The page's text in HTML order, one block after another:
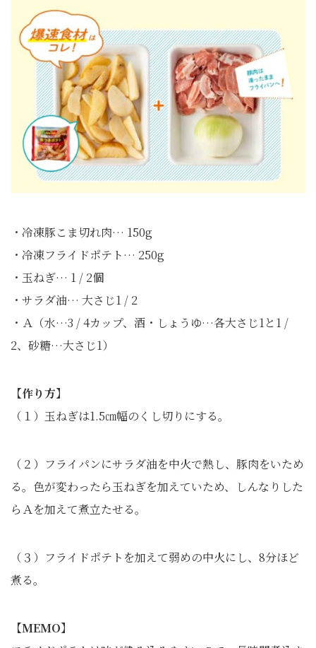
・冷凍豚こま切れ肉… 150g
・冷凍フライドポテト… 250g
・玉ねぎ… 1 / 2個
・サラダ油… 大さじ1 / 2
・Ａ（水…3 / 4カップ、酒・しょうゆ…各大さじ1と1 /
2、砂糖…大さじ1）
【作り方】
（１）玉ねぎは1.5㎝幅のくし切りにする。
（２）フライパンにサラダ油を中火で熱し、豚肉をいため
る。色が変わったら玉ねぎを加えていため、しんなりした
らＡを加えて煮立たせる。
（３）フライドポテトを加えて弱めの中火にし、8分ほど
煮る。
【MEMO】